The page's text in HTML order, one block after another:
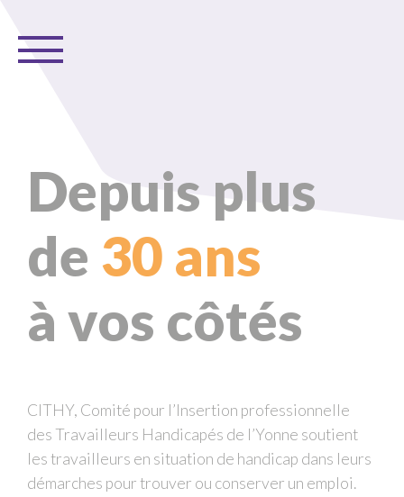
Depuis plus
de 30 ans
à vos côtés
CITHY, Comité pour l’Insertion professionnelle
des Travailleurs Handicapés de l’Yonne soutient
les travailleurs en situation de handicap dans leurs
démarches pour trouver ou conserver un emploi.